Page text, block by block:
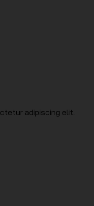
adipiscing elit.